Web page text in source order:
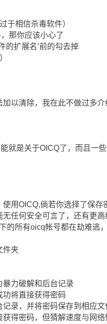
于相信杀毒软件）
那你应该小心了
的扩展名’前的勾去掉
以清除，我在此不做过多介
就是关于OICQ了，而且一
用OICQ,倘若你选择了保
任何安全可言了，还有更
的所有oicq帐号都在劫难逃
件夹
力破解和后台记录
将直接获得密码
录，并将密码保存到相应
得密码，但猜解速度与网